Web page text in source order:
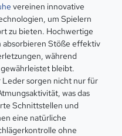
vereinen innovative
um Spielern
zu bieten. Hochwertige
absorbieren Stöße effektiv
während
bleibt.
sorgen nicht nur für
was das
Schnittstellen und
eine natürliche
ohne